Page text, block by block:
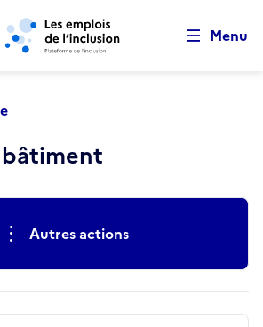
Aller au contenu principal
Menu
Autres actions
pagecookies